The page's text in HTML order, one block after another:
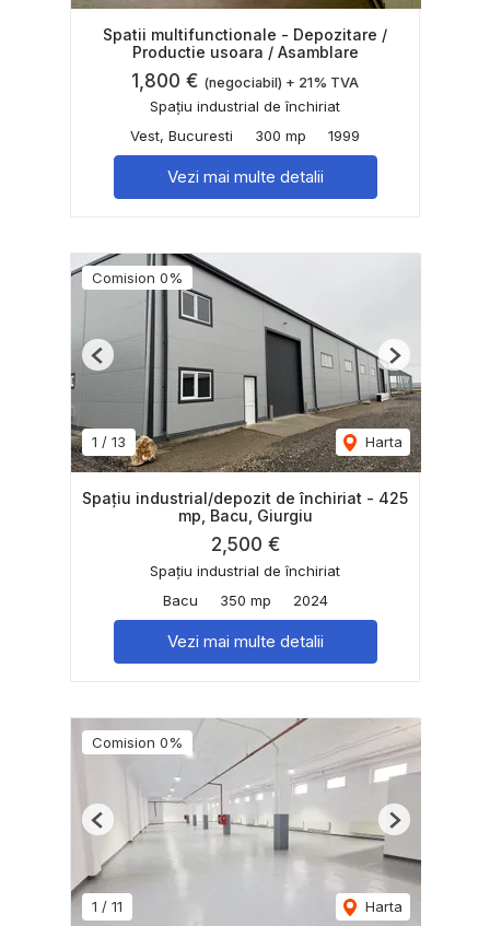
Spatii multifunctionale - Depozitare /
Productie usoara / Asamblare
1,800 € (negociabil) + 21% TVA
Spațiu industrial de închiriat
Vest, Bucuresti
300 mp 1999
Vezi mai multe detalii
Comision 0%
1 / 13 Harta
Previous Next
Spațiu industrial/depozit de închiriat - 425
mp, Bacu, Giurgiu
2,500 €
Spațiu industrial de închiriat
Bacu
350 mp 2024
Vezi mai multe detalii
Comision 0%
1 / 11 Harta
Previous Next